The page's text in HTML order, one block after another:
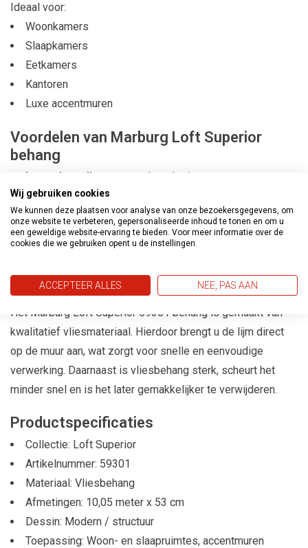
Ideaal voor:
Woonkamers
Slaapkamers
Eetkamers
Kantoren
Luxe accentmuren
Voordelen van Marburg Loft Superior
behang
Luxe uitstraling
met modern design
Hoogwaardigvliesbehang
Eenvoudig aan te brengen
Sterk, vormvast en duurzaam
Waarom kiezen voor vliesbehang?
Het Marburg Loft Superior 59301 behang is gemaakt van
kwalitatief vliesmateriaal. Hierdoor brengt u de lijm direct
op de muur aan, wat zorgt voor snelle en eenvoudige
verwerking. Daarnaast is vliesbehang sterk, scheurt het
minder snel en is het later gemakkelijker te verwijderen.
Productspecificaties
Collectie: Loft Superior
Artikelnummer: 59301
Materiaal: Vliesbehang
Afmetingen: 10,05 meter x 53 cm
Dessin: Modern / structuur
Toepassing: Woon- en slaapruimtes, accentmuren
Wij gebruiken cookies
We kunnen deze plaatsen voor analyse van onze bezoekersgegevens, om
onze website te verbeteren, gepersonaliseerde inhoud te tonen en om u
een geweldige website-ervaring te bieden. Voor meer informatie over de
cookies die we gebruiken opent u de instellingen.
ACCEPTEER ALLES NEE, PAS AAN